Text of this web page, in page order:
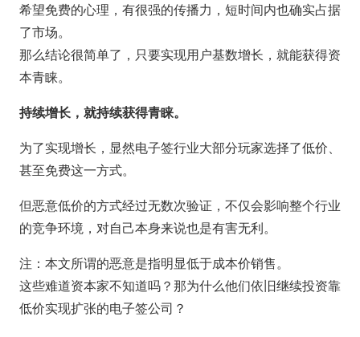
希望免费的心理，有很强的传播力，短时间内也确实占据
了市场。
那么结论很简单了，只要实现用户基数增长，就能获得资
本青睐。
持续增长，就持续获得青睐。
为了实现增长，显然电子签行业大部分玩家选择了低价、
甚至免费这一方式。
但恶意低价的方式经过无数次验证，不仅会影响整个行业
的竞争环境，对自己本身来说也是有害无利。
注：本文所谓的恶意是指明显低于成本价销售。
这些难道资本家不知道吗？那为什么他们依旧继续投资靠
低价实现扩张的电子签公司？